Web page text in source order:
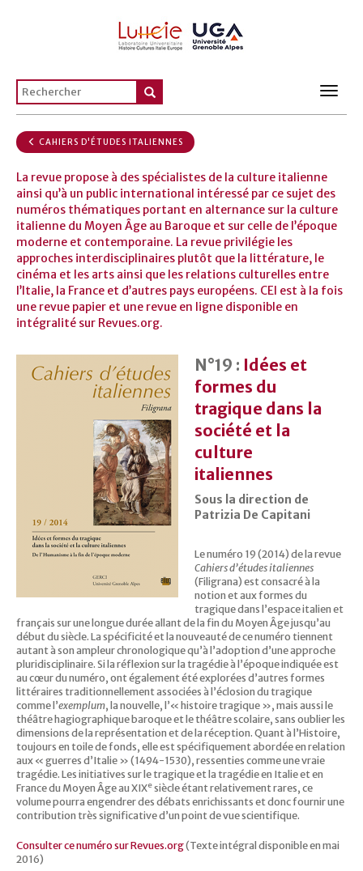
CAHIERS D'ÉTUDES ITALIENNES
La revue propose à des spécialistes de la culture italienne
ainsi qu’à un public international intéressé par ce sujet des
numéros thématiques portant en alternance sur la culture
italienne du Moyen Âge au Baroque et sur celle de l’époque
moderne et contemporaine. La revue privilégie les
approches interdisciplinaires plutôt que la littérature, le
cinéma et les arts ainsi que les relations culturelles entre
l’Italie, la France et d’autres pays européens. CEI est à la fois
une revue papier et une revue en ligne disponible en
intégralité sur Revues.org.
N°19 : Idées et
formes du
tragique dans la
société et la
culture
italiennes
Sous la direction de
Patrizia De Capitani
Le numéro 19 (2014) de la revue
Cahiers d’études italiennes
(Filigrana) est consacré à la
notion et aux formes du
tragique dans l’espace italien et
français sur une longue durée allant de la fin du Moyen Âge jusqu’au
début du siècle. La spécificité et la nouveauté de ce numéro tiennent
autant à son ampleur chronologique qu’à l’adoption d’une approche
pluridisciplinaire. Si la réflexion sur la tragédie à l’époque indiquée est
au cœur du numéro, ont également été explorées d’autres formes
littéraires traditionnellement associées à l’éclosion du tragique
comme l’exemplum, la nouvelle, l’« histoire tragique », mais aussi le
théâtre hagiographique baroque et le théâtre scolaire, sans oublier les
dimensions de la représentation et de la réception. Quant à l’Histoire,
toujours en toile de fonds, elle est spécifiquement abordée en relation
aux « guerres d’Italie » (1494-1530), ressenties comme une vraie
tragédie. Les initiatives sur le tragique et la tragédie en Italie et en
France du Moyen Âge au XIXesiècle étant relativement rares, ce
volume pourra engendrer des débats enrichissants et donc fournir une
contribution très significative d’un point de vue scientifique.
Consulter ce numéro sur Revues.org(Texte intégral disponible en mai
2016)